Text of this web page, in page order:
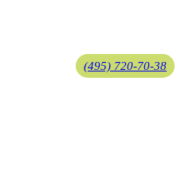
(495) 720-70-38